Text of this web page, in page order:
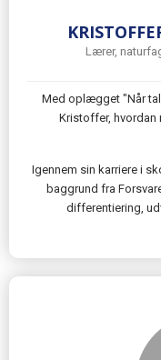
Lærer,
Med oplægget "Når
Kristoffer, hvordan
Igennem sin karriere i
baggrund fra
differentiering,